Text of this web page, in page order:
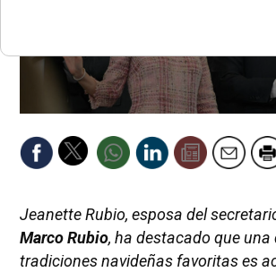
Jeanette Rubio, esposa del
Marco Rubio, ha destacado que una
tradiciones navideñas favoritas es